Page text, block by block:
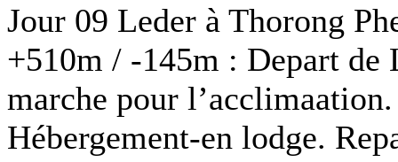
Jour 09 Leder à Thorong
+510m / -145m : Depart de
marche pour
Hébergement-en lodge.